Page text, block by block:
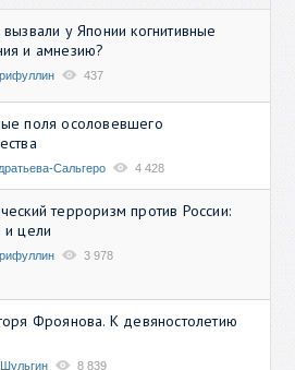
у Японии когнитивные
и амнезию?
437
поля осоловевшего
Сальгеро 4 428
терроризм против России:
и цели
3 978
Фроянова. К девяностолетию
8 839